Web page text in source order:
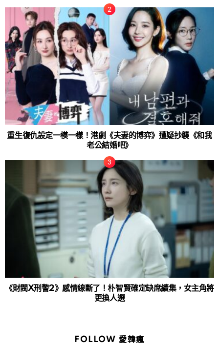
重生復仇設定一模一樣！港劇《夫妻的博弈》遭疑抄襲《和我
老公結婚吧》
《財閥X刑警2》感情線斷了！朴智賢確定缺席續集，女主角將
更換人選
FOLLOW 愛韓瘋